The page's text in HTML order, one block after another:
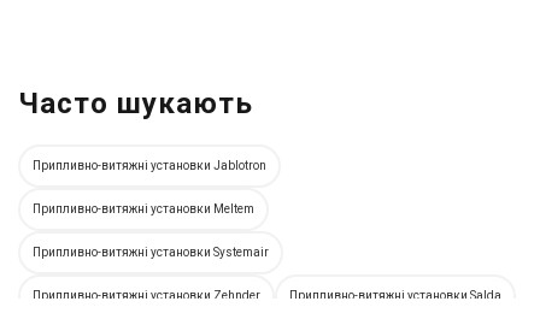
Часто шукають
Припливно-витяжні установки Jablotron
Припливно-витяжні установки Meltem
Припливно-витяжні установки Systemair
Припливно-витяжні установки Zehnder Припливно-витяжні установки Salda